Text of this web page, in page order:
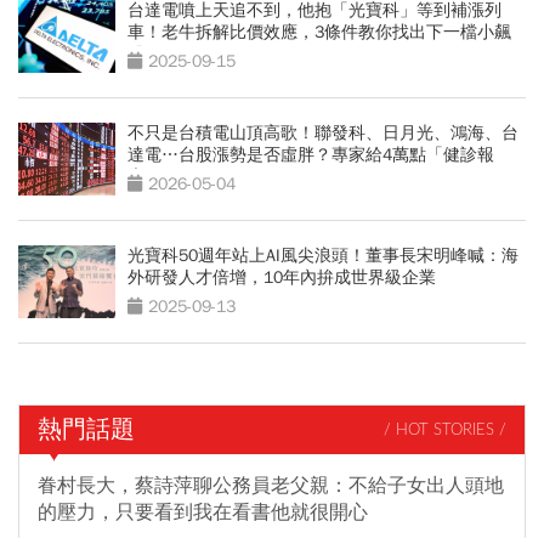
台達電噴上天追不到，他抱「光寶科」等到補漲列
車！老牛拆解比價效應，3條件教你找出下一檔小飆
股 2025-09-15
不只是台積電山頂高歌！聯發科、日月光、鴻海、台
達電…台股漲勢是否虛胖？專家給4萬點「健診報
告」2026-05-04
光寶科50週年站上AI風尖浪頭！董事長宋明峰喊：海
外研發人才倍增，10年內拚成世界級企業
2025-09-13
熱門話題 / HOT STORIES /
眷村長大，蔡詩萍聊公務員老父親：不給子女出人頭地
的壓力，只要看到我在看書他就很開心